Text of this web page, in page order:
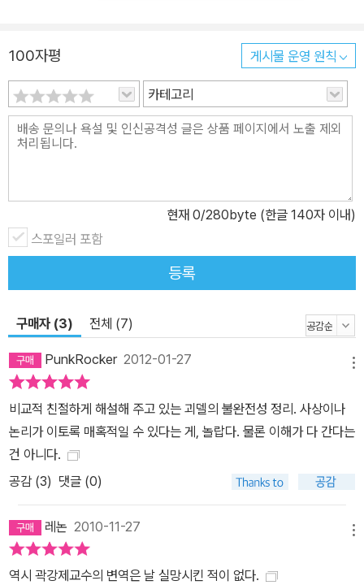
2007년에 『불완전성』(괴델), 2008년에 『너무 많이 알았던 사람』
토어의 연속체 가설을 종결시킨 괴델, 괴델의 이론을 발전시킨 튜링
의 삶을 다룬 3연작에 이어, 승산은 이번에 괴델의 증명 그 자체를 일
반인에게 알기 쉽게 설명하는 『괴델의 증명』을 출간하게 되었다 『괴
델의 증명』은 출간 결정 이전 전북대학교 철학과 학생들과 이 책의 역
자인 곽강제 교수가 직접 번역하면서 수업 텍스트로 활용한 바 있다.
56년에 괴델의 업적을 해설하는 「괴델의 증명」(G?del's Proof)이
라는 짧은 글을 《Scientific American》에 발표했다. 이 글은 좋은
평을 받았지만 설명이 너무 간명해서 논리학과 수학의 기초에 관한
배경 지식을 보완해달라는 요청을 받았고, 이 요청을 받아들여 2년
의 증명에 담긴 핵심 아이디어와 광범위한 내용을 비전문가도 이해할
독창적인 업적으로 인정받아 큰 인기를 끌며 30여 개 언어로 번역되
어 세계적인 스테디셀러가 되었다. 또 수학과 논리학, 철학을 관통하
는 주제에 관심이 있지만 너무나 난해하여 접근할 수 없었던 지성인
에게 나아갈 길을 알려주는 탁월한 안내서이다. 『괴델의 증명』은 50
년이 넘은 지금도 수학, 과학, 논리학, 철학을 연구하는 학자, 학생, 전
문가가 반드시 읽어야 할 책으로 여겨지고 있다. 『괴델, 에셔, 바흐：
영원한 황금 노끈』으로 퓰리처상을 받은 미국의 인지과학자 호프스
태터는 열네 살 때 이 책을 읽은 이래 네이글을 직접 만나 배우고 토론
하면서 지적으로 성장하였다. 이런 인연 때문에 뉴욕 대학교 출판부
는 호프스태터에게 서문과 개정을 의뢰하여 2001년에 다시 똑같은
100자평 게시물 운영 원칙
카테고리
현재 0/280byte (한글 140자 이내)
스포일러 포함
등록
구매자 (3) 전체 (7)
PunkRocker2012-01-27
비교적 친절하게 해설해 주고 있는 괴델의 불완전성 정리. 사상이나
논리가 이토록 매혹적일 수 있다는 게, 놀랍다. 물론 이해가 다 간다는
건 아니다.
공감 (3) 댓글 (0)
레논 2010-11-27
역시 곽강제교수의 변역은 날 실망시킨 적이 없다.